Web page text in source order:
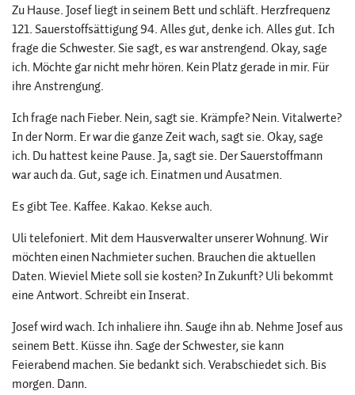
Zu Hause. Josef liegt in seinem Bett und schläft. Herzfrequenz
121. Sauerstoffsättigung 94. Alles gut, denke ich. Alles gut. Ich
frage die Schwester. Sie sagt, es war anstrengend. Okay, sage
ich. Möchte gar nicht mehr hören. Kein Platz gerade in mir. Für
ihre Anstrengung.
Ich frage nach Fieber. Nein, sagt sie. Krämpfe? Nein. Vitalwerte?
In der Norm. Er war die ganze Zeit wach, sagt sie. Okay, sage
ich. Du hattest keine Pause. Ja, sagt sie. Der Sauerstoffmann
war auch da. Gut, sage ich. Einatmen und Ausatmen.
Es gibt Tee. Kaffee. Kakao. Kekse auch.
Uli telefoniert. Mit dem Hausverwalter unserer Wohnung. Wir
möchten einen Nachmieter suchen. Brauchen die aktuellen
Daten. Wieviel Miete soll sie kosten? In Zukunft? Uli bekommt
eine Antwort. Schreibt ein Inserat.
Josef wird wach. Ich inhaliere ihn. Sauge ihn ab. Nehme Josef aus
seinem Bett. Küsse ihn. Sage der Schwester, sie kann
Feierabend machen. Sie bedankt sich. Verabschiedet sich. Bis
morgen. Dann.